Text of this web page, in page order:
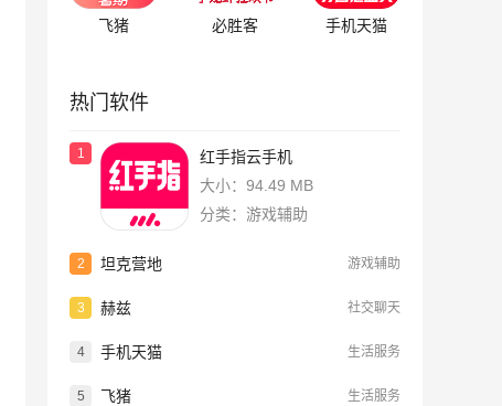
飞猪 必胜客 手机天猫
热门软件
1
红手指云手机
大小：94.49 MB
分类：游戏辅助
2 坦克营地 游戏辅助
3 赫兹 社交聊天
4 手机天猫 生活服务
5 飞猪 生活服务